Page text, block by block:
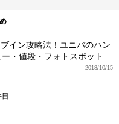
イン攻略法！ユニバのハン
・値段・フォトスポット
2018/10/15